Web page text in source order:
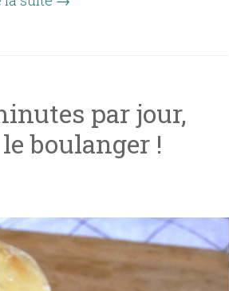
par jour,
boulanger !